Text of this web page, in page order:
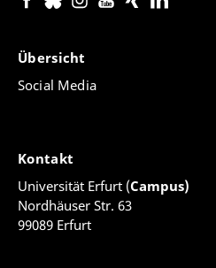
Übersicht
Social Media
Kontakt
Universität Erfurt (Campus)
Nordhäuser Str. 63
99089 Erfurt